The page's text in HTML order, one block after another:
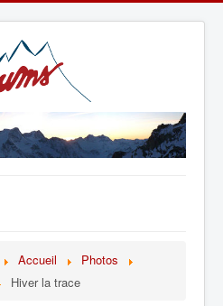
Accueil
Photos
Hiver la trace